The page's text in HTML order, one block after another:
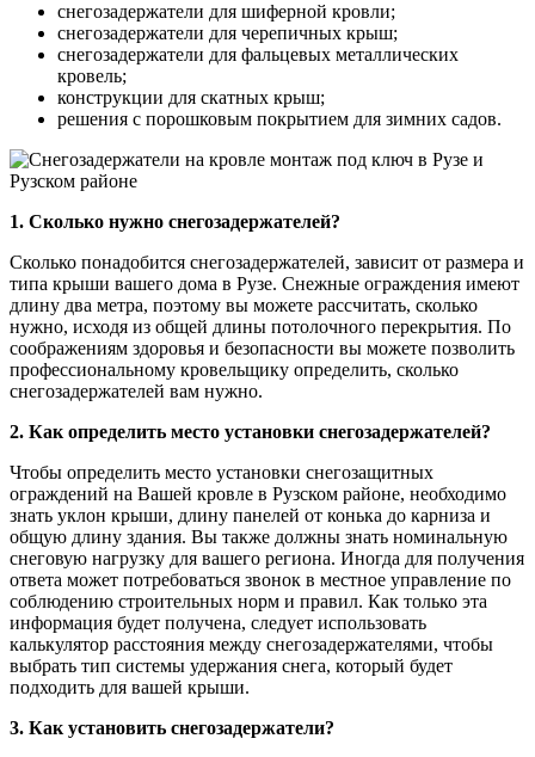
снегозадержатели для шиферной кровли;
снегозадержатели для черепичных крыш;
снегозадержатели для фальцевых металлических
кровель;
конструкции для скатных крыш;
решения с порошковым покрытием для зимних садов.
1. Сколько нужно снегозадержателей?
Сколько понадобится снегозадержателей, зависит от размера и
типа крыши вашего дома в Рузе. Снежные ограждения имеют
длину два метра, поэтому вы можете рассчитать, сколько
нужно, исходя из общей длины потолочного перекрытия. По
соображениям здоровья и безопасности вы можете позволить
профессиональному кровельщику определить, сколько
снегозадержателей вам нужно.
2. Как определить место установки снегозадержателей?
Чтобы определить место установки снегозащитных
ограждений на Вашей кровле в Рузском районе, необходимо
знать уклон крыши, длину панелей от конька до карниза и
общую длину здания. Вы также должны знать номинальную
снеговую нагрузку для вашего региона. Иногда для получения
ответа может потребоваться звонок в местное управление по
соблюдению строительных норм и правил. Как только эта
информация будет получена, следует использовать
калькулятор расстояния между снегозадержателями, чтобы
выбрать тип системы удержания снега, который будет
подходить для вашей крыши.
3. Как установить снегозадержатели?